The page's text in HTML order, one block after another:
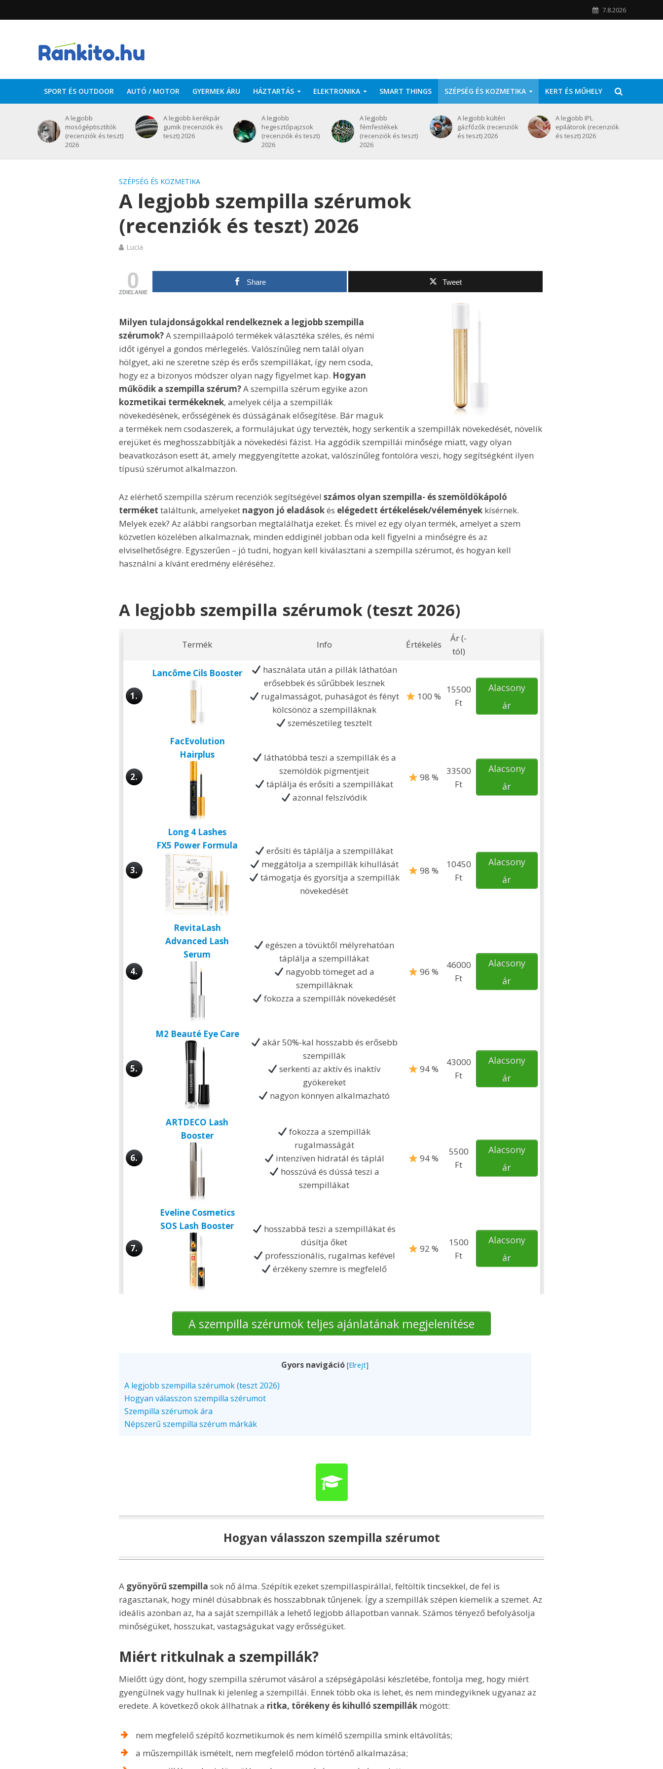
7.8.2026
SPORT ÉS OUTDOOR AUTÓ / MOTOR GYERMEK ÁRU HÁZTARTÁS ELEKTRONIKA SMART THINGS SZÉPSÉG ÉS KOZMETIKA KERT ÉS MŰHELY
A legjobb
mosógéptisztítók
(recenziók és teszt)
2026
A legjobb kerékpár
gumik (recenziók és
teszt) 2026
A legjobb
hegesztőpajzsok
(recenziók és teszt)
2026
A legjobb
fémfestékek
(recenziók és teszt)
2026
A legjobb kültéri
gázfőzők (recenziók
és teszt) 2026
A legjobb IPL
epilátorok (recenziók
és teszt) 2026
SZÉPSÉG ÉS KOZMETIKA
A legjobb szempilla szérumok
(recenziók és teszt) 2026
Lucia
0
ZDIEĽANIE
Share Tweet
Milyen tulajdonságokkal rendelkeznek a legjobb szempilla
szérumok?A szempillaápoló termékek választéka széles, és némi
időt igényel a gondos mérlegelés. Valószínűleg nem talál olyan
hölgyet, aki ne szeretne szép és erős szempillákat, így nem csoda,
hogy ez a bizonyos módszer olyan nagy figyelmet kap. Hogyan
működik a szempilla szérum?A szempilla szérum egyike azon
kozmetikai termékeknek, amelyek célja a szempillák
növekedésének, erősségének és dússágának elősegítése. Bár maguk
a termékek nem csodaszerek, a formulájukat úgy tervezték, hogy serkentik a szempillák növekedését, növelik
erejüket és meghosszabbítják a növekedési fázist. Ha aggódik szempillái minősége miatt, vagy olyan
beavatkozáson esett át, amely meggyengítette azokat, valószínűleg fontolóra veszi, hogy segítségként ilyen
típusú szérumot alkalmazzon.
Az elérhető szempilla szérum recenziók segítségével számos olyan szempilla- és szemöldökápoló
terméket találtunk, amelyeket nagyon jó eladásokés elégedett értékelések/véleményekkísérnek.
Melyek ezek? Az alábbi rangsorban megtalálhatja ezeket. És mivel ez egy olyan termék, amelyet a szem
közvetlen közelében alkalmaznak, minden eddiginél jobban oda kell figyelni a minőségre és az
elviselhetőségre. Egyszerűen – jó tudni, hogyan kell kiválasztani a szempilla szérumot, és hogyan kell
használni a kívánt eredmény eléréséhez.
A legjobb szempilla szérumok (teszt 2026)
Termék Info Értékelés
Ár (-
tól)
1.
Lancôme Cils Booster
használata után a pillák láthatóan
erősebbek és sűrűbbek lesznek
rugalmasságot, puhaságot és fényt
kölcsönöz a szempilláknak
szemészetileg tesztelt
100 %
15500
Ft
Alacsony
ár
2.
FacEvolution
Hairplus
láthatóbbá teszi a szempillák és a
szemöldök pigmentjeit
táplálja és erősíti a szempillákat
azonnal felszívódik
98 %
33500
Ft
Alacsony
ár
3.
Long 4 Lashes
FX5 Power Formula
erősíti és táplálja a szempillákat
meggátolja a szempillák kihullását
támogatja és gyorsítja a szempillák
növekedését
98 %
10450
Ft
Alacsony
ár
4.
RevitaLash
Advanced Lash
Serum
egészen a tövüktől mélyrehatóan
táplálja a szempillákat
nagyobb tömeget ad a
szempilláknak
fokozza a szempillák növekedését
96 %
46000
Ft
Alacsony
ár
5.
M2 Beauté Eye Care
akár 50%-kal hosszabb és erősebb
szempillák
serkenti az aktív és inaktív
gyökereket
nagyon könnyen alkalmazható
94 %
43000
Ft
Alacsony
ár
6.
ARTDECO Lash
Booster
fokozza a szempillák
rugalmasságát
intenzíven hidratál és táplál
hosszúvá és dússá teszi a
szempillákat
94 %
5500
Ft
Alacsony
ár
7.
Eveline Cosmetics
SOS Lash Booster
hosszabbá teszi a szempillákat és
dúsítja őket
professzionális, rugalmas kefével
érzékeny szemre is megfelelő
92 %
1500
Ft
Alacsony
ár
A szempilla szérumok teljes ajánlatának megjelenítése
Gyors navigáció [Elrejt]
A legjobb szempilla szérumok (teszt 2026)
Hogyan válasszon szempilla szérumot
Szempilla szérumok ára
Népszerű szempilla szérum márkák
Hogyan válasszon szempilla szérumot
A gyönyörű szempilla sok nő álma. Szépítik ezeket szempillaspirállal, feltöltik tincsekkel, de fel is
ragasztanak, hogy minél dúsabbnak és hosszabbnak tűnjenek. Így a szempillák szépen kiemelik a szemet. Az
ideális azonban az, ha a saját szempillák a lehető legjobb állapotban vannak. Számos tényező befolyásolja
minőségüket, hosszukat, vastagságukat vagy erősségüket.
Miért ritkulnak a szempillák?
Mielőtt úgy dönt, hogy szempilla szérumot vásárol a szépségápolási készletébe, fontolja meg, hogy miért
gyengülnek vagy hullnak ki jelenleg a szempillái. Ennek több oka is lehet, és nem mindegyiknek ugyanaz az
eredete. A következő okok állhatnak a ritka, törékeny és kihulló szempillákmögött:
nem megfelelő szépítő kozmetikumok és nem kímélő szempilla smink eltávolítás;
a műszempillák ismételt, nem megfelelő módon történő alkalmazása;